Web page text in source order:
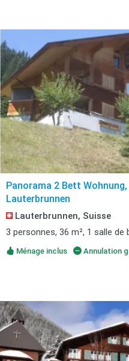
Panorama 2 Bett
Lauterbrunnen
Lauterbrunnen, Suisse
3 personnes, 36 m², 1 salle de
Ménage inclus Annulation